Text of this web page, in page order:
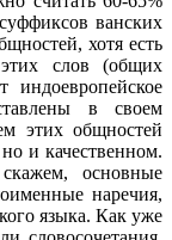
ванских
хотя есть
слов (общих
в своем
этих общностей
и качественном.
основные
наречия,
языка. Как уже